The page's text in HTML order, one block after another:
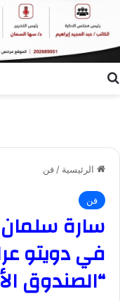
الرئيسية / فن
فن
سارة
في دويتو
“الصندوق